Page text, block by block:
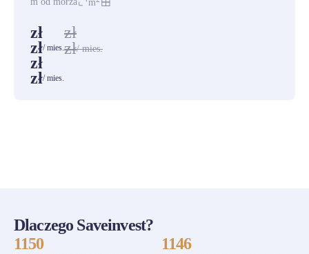
m
zł
zł/ mies.
zł
zł/ mies.
zł
zł/ mies.
Dlaczego Saveinvest?
1150
1146